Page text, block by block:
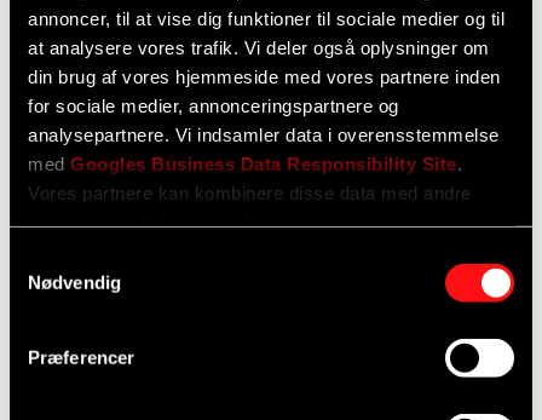
annoncer, til at vise dig funktioner til sociale medier og til
at analysere vores trafik. Vi deler også oplysninger om
din brug af vores hjemmeside med vores partnere inden
for sociale medier, annonceringspartnere og
analysepartnere. Vi indsamler data i overensstemmelse
med Googles Business Data Responsibility Site
Vores partnere kan kombinere disse data med andre
Nødvendig
Præferencer
Forebyggende vedligehold og